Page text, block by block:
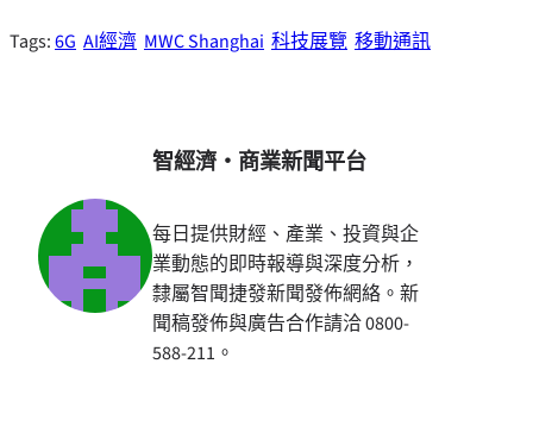
Tags:6G AI經濟 MWC Shanghai 科技展覽 移動通訊
智經濟・商業新聞平台
每日提供財經、產業、投資與企
業動態的即時報導與深度分析，
隸屬智聞捷發新聞發佈網絡。新
聞稿發佈與廣告合作請洽 0800-
588-211。